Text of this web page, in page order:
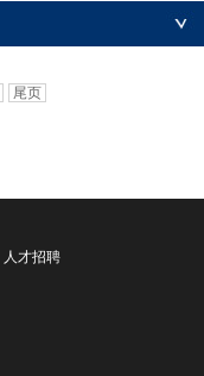
尾页
人才招聘